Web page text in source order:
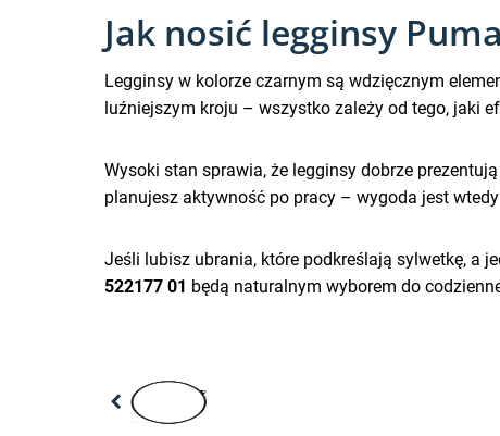
Jak nosić legginsy
Legginsy w kolorze czarnym są wdzięcznym
luźniejszym kroju – wszystko zależy od tego, jaki
Wysoki stan sprawia, że legginsy dobrze
planujesz aktywność po pracy – wygoda jest
Jeśli lubisz ubrania, które podkreślają sylwetkę, a
522177 01 będą naturalnym wyborem do